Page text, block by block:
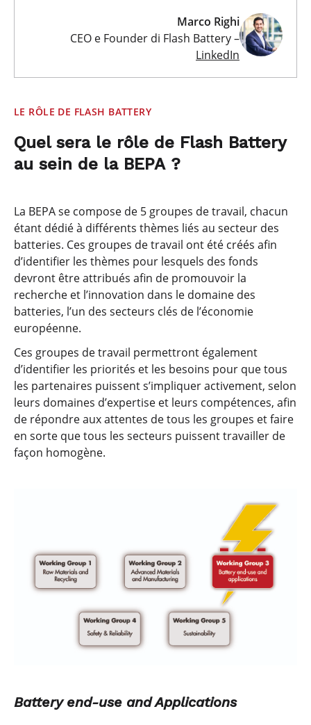
Marco Righi
CEO e Founder di Flash Battery –
LinkedIn
LE RÔLE DE FLASH BATTERY
Quel sera le rôle de Flash Battery
au sein de la BEPA ?
La BEPA se compose de 5 groupes de travail, chacun
étant dédié à différents thèmes liés au secteur des
batteries. Ces groupes de travail ont été créés afin
d’identifier les thèmes pour lesquels des fonds
devront être attribués afin de promouvoir la
recherche et l’innovation dans le domaine des
batteries, l’un des secteurs clés de l’économie
européenne.
Ces groupes de travail permettront également
d’identifier les priorités et les besoins pour que tous
les partenaires puissent s’impliquer activement, selon
leurs domaines d’expertise et leurs compétences, afin
de répondre aux attentes de tous les groupes et faire
en sorte que tous les secteurs puissent travailler de
façon homogène.
Battery end-use and Applications